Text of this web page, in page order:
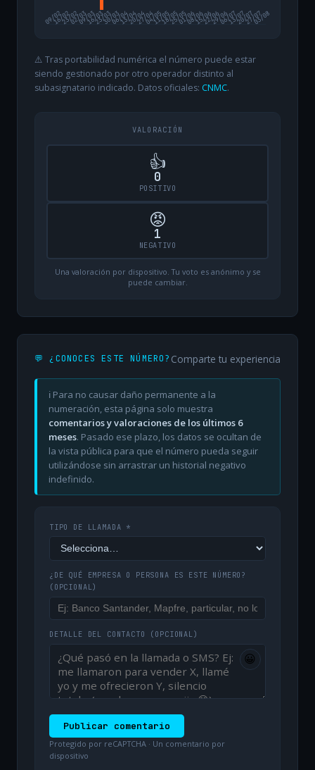
09/02
16/0223/0202/0309/0316/0323/0330/0306/0413/0420/0427/0404/0511/0518/0525/0501/0608/0615/0622/0629/0606/0713/0720/0727/07
03/08
⚠️ Tras portabilidad numérica el número puede estar
siendo gestionado por otro operador distinto al
subasignatario indicado. Datos oficiales: CNMC.
VALORACIÓN
👍
0
POSITIVO
😡
1
NEGATIVO
Una valoración por dispositivo. Tu voto es anónimo y se
puede cambiar.
💬 ¿CONOCES ESTE NÚMERO? Comparte tu experiencia
ℹ️ Para no causar daño permanente a la
numeración, esta página solo muestra
comentarios y valoraciones de los últimos 6
meses. Pasado ese plazo, los datos se ocultan de
la vista pública para que el número pueda seguir
utilizándose sin arrastrar un historial negativo
indefinido.
TIPO DE LLAMADA *
¿DE QUÉ EMPRESA O PERSONA ES ESTE NÚMERO?
(OPCIONAL)
DETALLE DEL CONTACTO (OPCIONAL)
😀
Publicar comentario
Protegido por reCAPTCHA · Un comentario por
dispositivo